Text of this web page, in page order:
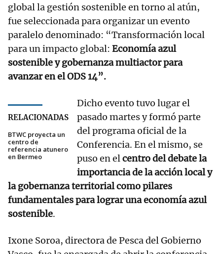
global la gestión sostenible en torno al atún,
fue seleccionada para organizar un evento
paralelo denominado: “Transformación local
para un impacto global: Economía azul
sostenible y gobernanza multiactor para
avanzar en el ODS 14”.
RELACIONADAS
BTWC proyecta un
centro de
referencia atunero
en Bermeo
Dicho evento tuvo lugar el
pasado martes y formó parte
del programa oficial de la
Conferencia. En el mismo, se
puso en elcentro del debate la
importancia de la acción local y
la gobernanza territorial como pilares
fundamentales para lograr una economía azul
sostenible.
Ixone Soroa, directora de Pesca del Gobierno